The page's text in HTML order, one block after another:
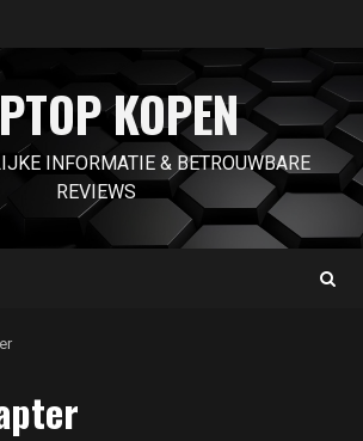
KOPEN
INFORMATIE & BETROUWBARE
REVIEWS